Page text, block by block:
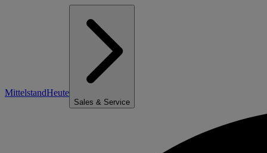
MittelstandHeute
Sales & Service